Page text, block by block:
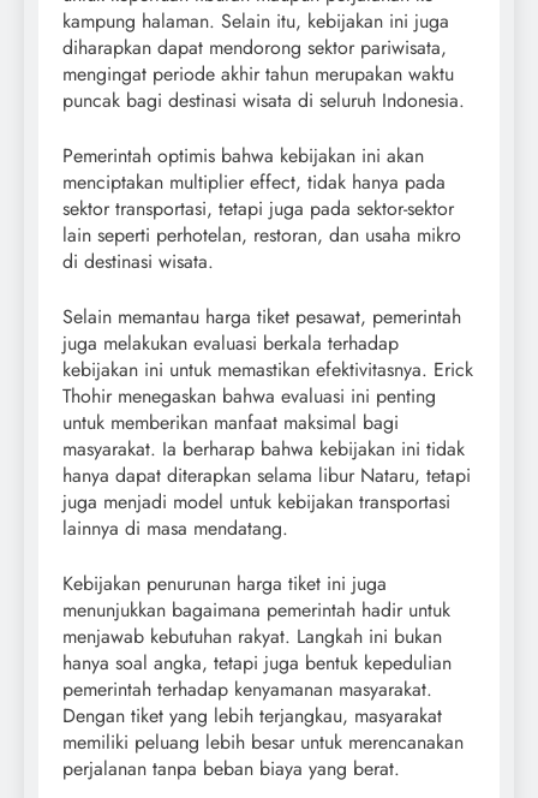
kampung halaman. Selain itu, kebijakan ini juga
diharapkan dapat mendorong sektor pariwisata,
mengingat periode akhir tahun merupakan waktu
puncak bagi destinasi wisata di seluruh Indonesia.
Pemerintah optimis bahwa kebijakan ini akan
menciptakan multiplier effect, tidak hanya pada
sektor transportasi, tetapi juga pada sektor-sektor
lain seperti perhotelan, restoran, dan usaha mikro
di destinasi wisata.
Selain memantau harga tiket pesawat, pemerintah
juga melakukan evaluasi berkala terhadap
kebijakan ini untuk memastikan efektivitasnya. Erick
Thohir menegaskan bahwa evaluasi ini penting
untuk memberikan manfaat maksimal bagi
masyarakat. Ia berharap bahwa kebijakan ini tidak
hanya dapat diterapkan selama libur Nataru, tetapi
juga menjadi model untuk kebijakan transportasi
lainnya di masa mendatang.
Kebijakan penurunan harga tiket ini juga
menunjukkan bagaimana pemerintah hadir untuk
menjawab kebutuhan rakyat. Langkah ini bukan
hanya soal angka, tetapi juga bentuk kepedulian
pemerintah terhadap kenyamanan masyarakat.
Dengan tiket yang lebih terjangkau, masyarakat
memiliki peluang lebih besar untuk merencanakan
perjalanan tanpa beban biaya yang berat.